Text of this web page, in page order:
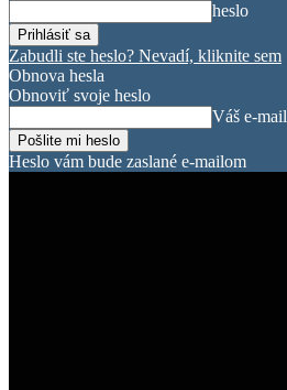
heslo
Zabudli ste heslo? Nevadí, kliknite sem
Obnova hesla
Obnoviť svoje heslo
Váš e-mail
Heslo vám bude zaslané e-mailom